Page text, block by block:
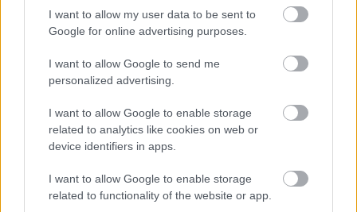
I want to allow my user data to be sent to
Google for online advertising purposes.
I want to allow Google to send me
personalized advertising.
I want to allow Google to enable storage
related to analytics like cookies on web or
device identifiers in apps.
I want to allow Google to enable storage
related to functionality of the website or app.
első trailerben.